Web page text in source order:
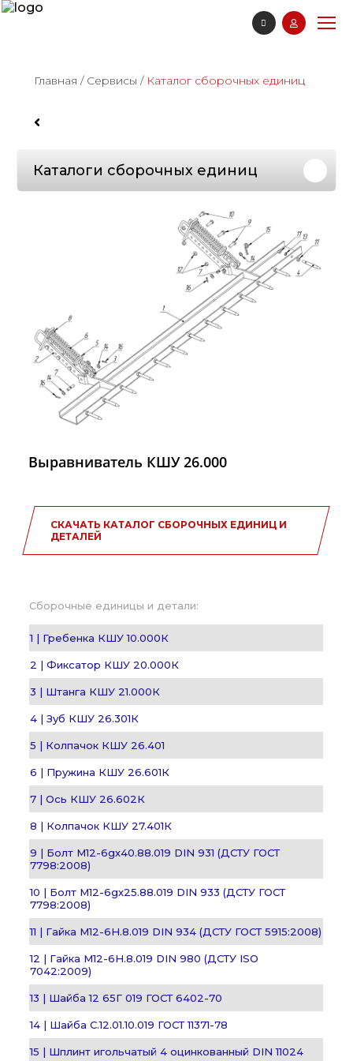
Главная / Сервисы / Каталог сборочных единиц
Каталоги сборочных единиц
Выравниватель КШУ 26.000
СКАЧАТЬ КАТАЛОГ СБОРОЧНЫХ ЕДИНИЦ И
ДЕТАЛЕЙ
Сборочные единицы и детали:
1 | Гребенка КШУ 10.000К
2 | Фиксатор КШУ 20.000К
3 | Штанга КШУ 21.000К
4 | Зуб КШУ 26.301К
5 | Колпачок КШУ 26.401
6 | Пружина КШУ 26.601К
7 | Ось КШУ 26.602К
8 | Колпачок КШУ 27.401К
9 | Болт М12-6gх40.88.019 DIN 931 (ДСТУ ГОСТ
7798:2008)
10 | Болт М12-6gх25.88.019 DIN 933 (ДСТУ ГОСТ
7798:2008)
11 | Гайка М12-6H.8.019 DIN 934 (ДСТУ ГОСТ 5915:2008)
12 | Гайка М12-6H.8.019 DIN 980 (ДСТУ ISO
7042:2009)
13 | Шайба 12 65Г 019 ГОСТ 6402-70
14 | Шайба С.12.01.10.019 ГОСТ 11371-78
15 | Шплинт игольчатый 4 оцинкованный DIN 11024